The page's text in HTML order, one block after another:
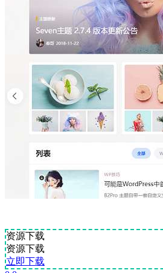
资源下载
资源下载
立即下载